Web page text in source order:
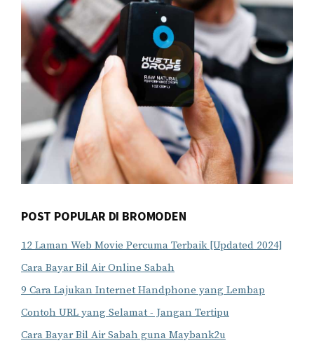
POST POPULAR DI BROMODEN
12 Laman Web Movie Percuma Terbaik [Updated 2024]
Cara Bayar Bil Air Online Sabah
9 Cara Lajukan Internet Handphone yang Lembap
Contoh URL yang Selamat - Jangan Tertipu
Cara Bayar Bil Air Sabah guna Maybank2u